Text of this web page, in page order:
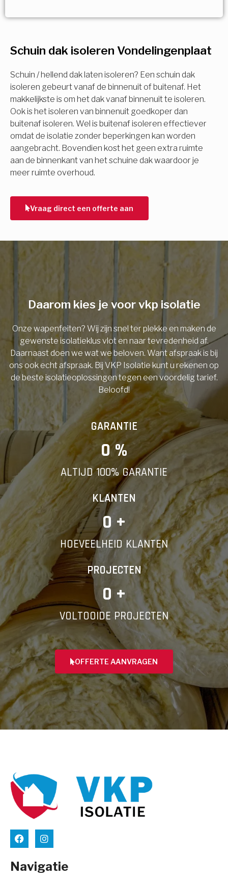
Schuin dak isoleren Vondelingenplaat
Schuin / hellend dak laten isoleren? Een schuin dak
isoleren gebeurt vanaf de binnenuit of buitenaf. Het
makkelijkste is om het dak vanaf binnenuit te isoleren.
Ook is het isoleren van binnenuit goedkoper dan
buitenaf isoleren. Wel is buitenaf isoleren effectiever
omdat de isolatie zonder beperkingen kan worden
aangebracht. Bovendien kost het geen extra ruimte
aan de binnenkant van het schuine dak waardoor je
meer ruimte overhoud.
Vraag direct een offerte aan
Meerdere keuzes mogelijk
Isolatiemaatregel
Spouwisolatie
Vloerisolatie
Dakisolatie
Gevelisolatie
Vorige Volgende
subsidie!
Vul uw gegevens in en ontvang nu direct uw
berekening per mail.
Voornaam
Telefoonnummer
Vorige
Daarom kies je voor vkp isolatie
Onze wapenfeiten? Wij zijn snel ter plekke en maken de
gewenste isolatieklus vlot en naar tevredenheid af.
Daarnaast doen we wat we beloven. Want afspraak is bij
ons ook echt afspraak. Bij VKP Isolatie kunt u rekenen op
de beste isolatieoplossingen tegen een voordelig tarief.
Beloofd!
GARANTIE
0 %
ALTIJD 100% GARANTIE
KLANTEN
0 +
HOEVEELHEID KLANTEN
PROJECTEN
0 +
VOLTOOIDE PROJECTEN
OFFERTE AANVRAGEN
Navigatie